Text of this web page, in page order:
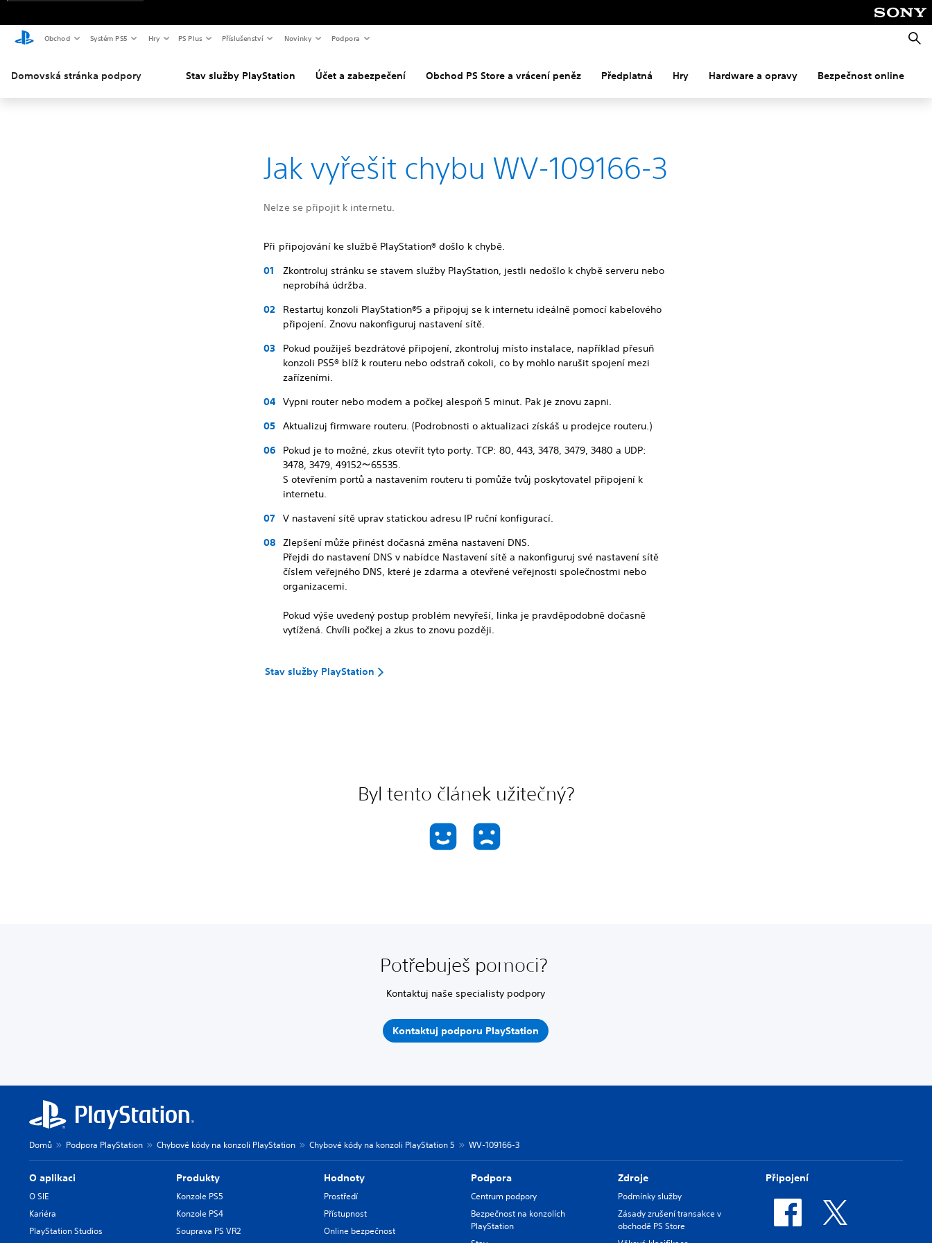
Obchod Systém PS5 Hry PS Plus Příslušenství Novinky Podpora
Domovská stránka podpory Stav služby PlayStation Účet a zabezpečení Obchod PS Store a vrácení peněz Předplatná Hry Hardware a opravy Bezpečnost online
Jak vyřešit chybu WV-109166-3
Nelze se připojit k internetu.
Při připojování ke službě PlayStation® došlo k chybě.
Zkontroluj stránku se stavem služby PlayStation, jestli nedošlo k chybě serveru nebo
neprobíhá údržba.
Restartuj konzoli PlayStation®5 a připojuj se k internetu ideálně pomocí kabelového
připojení. Znovu nakonfiguruj nastavení sítě.
Pokud použiješ bezdrátové připojení, zkontroluj místo instalace, například přesuň
konzoli PS5® blíž k routeru nebo odstraň cokoli, co by mohlo narušit spojení mezi
zařízeními.
Vypni router nebo modem a počkej alespoň 5 minut. Pak je znovu zapni.
Aktualizuj firmware routeru. (Podrobnosti o aktualizaci získáš u prodejce routeru.)
Pokud je to možné, zkus otevřít tyto porty. TCP: 80, 443, 3478, 3479, 3480 a UDP:
3478, 3479, 49152～65535.
S otevřením portů a nastavením routeru ti pomůže tvůj poskytovatel připojení k
internetu.
V nastavení sítě uprav statickou adresu IP ruční konfigurací.
Zlepšení může přinést dočasná změna nastavení DNS.
Přejdi do nastavení DNS v nabídce Nastavení sítě a nakonfiguruj své nastavení sítě
číslem veřejného DNS, které je zdarma a otevřené veřejnosti společnostmi nebo
organizacemi.
Pokud výše uvedený postup problém nevyřeší, linka je pravděpodobně dočasně
vytížená. Chvíli počkej a zkus to znovu později.
Stav služby PlayStation
Byl tento článek užitečný?
Potřebuješ pomoci?
Kontaktuj naše specialisty podpory
Kontaktuj podporu PlayStation
Domů Podpora PlayStation Chybové kódy na konzoli PlayStation Chybové kódy na konzoli PlayStation 5 WV-109166-3
O aplikaci
O SIE
Kariéra
PlayStation Studios
Produkty
Konzole PS5
Konzole PS4
Souprava PS VR2
Hodnoty
Prostředí
Přístupnost
Online bezpečnost
Podpora
Centrum podpory
Bezpečnost na konzolích
PlayStation
Zdroje
Podmínky služby
Zásady zrušení transakce v
obchodě PS Store
Připojení